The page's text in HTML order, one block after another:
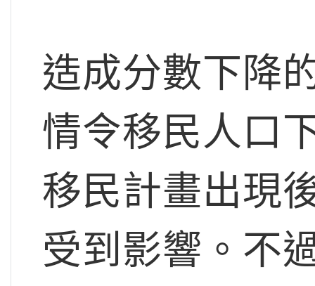
造成分數下降
情令移民人口
移民計畫出現
受到影響。不